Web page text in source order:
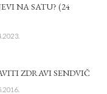
NA SATU? (24
ZDRAVI SENDVIČ